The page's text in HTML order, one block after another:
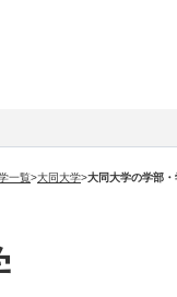
一覧>大同大学>大同大学の学部・